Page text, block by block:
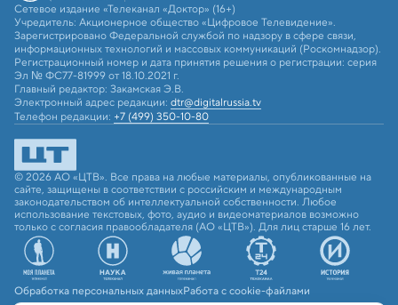
Сетевое издание «Телеканал «Доктор» (16+)
Учредитель: Акционерное общество «Цифровое Телевидение».
Зарегистрировано Федеральной службой по надзору в сфере связи,
информационных технологий и массовых коммуникаций (Роскомнадзор).
Регистрационный номер и дата принятия решения о регистрации: серия
Эл № ФС77-81999 от 18.10.2021 г.
Главный редактор: Закамская Э.В.
Электронный адрес редакции: dtr@digitalrussia.tv
Телефон редакции: +7 (499) 350-10-80
© 2026 АО «ЦТВ». Все права на любые материалы, опубликованные на
сайте, защищены в соответствии с российским и международным
законодательством об интеллектуальной собственности. Любое
использование текстовых, фото, аудио и видеоматериалов возможно
только с согласия правообладателя (АО «ЦТВ»). Для лиц старше 16 лет.
Обработка персональных данныхРабота с cookie-файлами